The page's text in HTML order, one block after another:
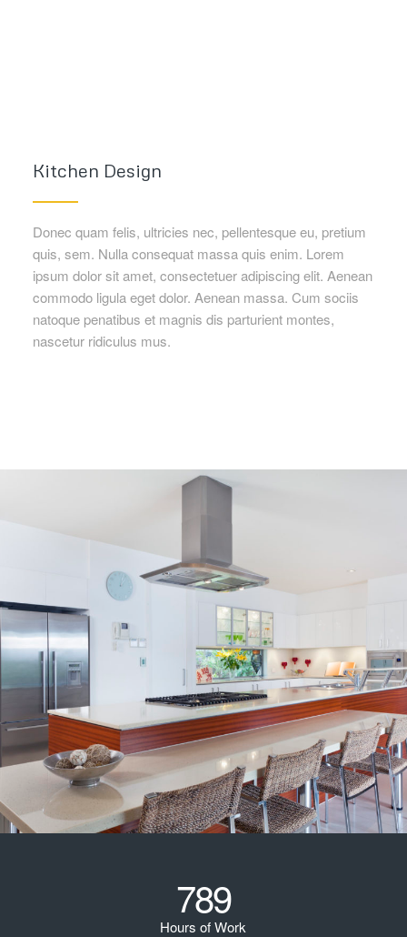
Kitchen Design
Donec quam felis, ultricies nec, pellentesque eu, pretium
quis, sem. Nulla consequat massa quis enim. Lorem
ipsum dolor sit amet, consectetuer adipiscing elit. Aenean
commodo ligula eget dolor. Aenean massa. Cum sociis
natoque penatibus et magnis dis parturient montes,
nascetur ridiculus mus.
789
Hours of Work